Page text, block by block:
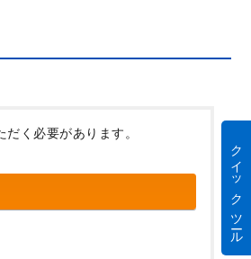
く必要があります。
クイック ツール